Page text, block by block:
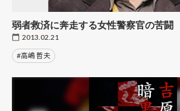
弱者救済に奔走する女性警察官の苦闘
2013.02.21
#高嶋 哲夫